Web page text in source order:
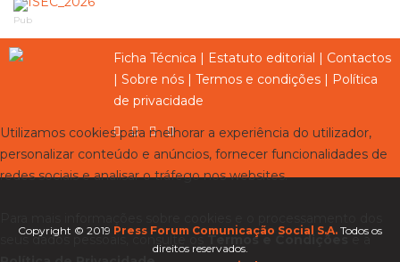
Pub
Ficha Técnica | Estatuto editorial | Contactos
| Sobre nós | Termos e condições | Política
de privacidade
Copyright © 2019 Press Forum Comunicação Social S.A. Todos os
direitos reservados.
Utilizamos cookies para melhorar a experiência do utilizador,
personalizar conteúdo e anúncios, fornecer funcionalidades de
redes sociais e analisar o tráfego nos websites.
seus dados pessoais, consulte osTermos e Condiçõese a